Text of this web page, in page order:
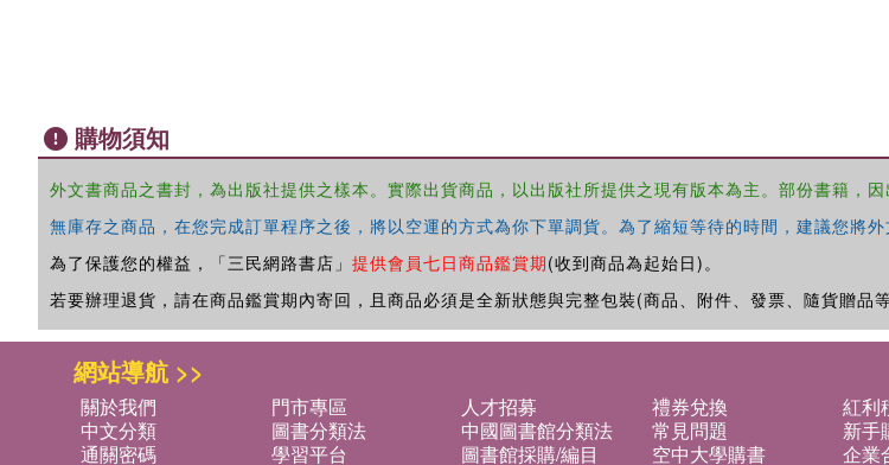
購物須知
外文書商品之書封，為出版社提供之樣本。實際出貨商品，以出版社所提供之現有版本為主。部份書籍，
無庫存之商品，在您完成訂單程序之後，將以空運的方式為你下單調貨。為了縮短等待的時間，建議您將
為了保護您的權益，「三民網路書店」 提供會員七日商品鑑賞期(收到商品為起始日)。
若要辦理退貨，請在商品鑑賞期內寄回，且商品必須是全新狀態與完整包裝(商品、附件、發票、隨貨贈品
網站導航 >>
關於我們 門市專區 人才招募 禮券兌換
紅利
中文分類
圖書分類法 中國圖書館分類法 常見問題
新手
通關密碼
學習平台 圖書館採購/編目 空中大學購書
企業